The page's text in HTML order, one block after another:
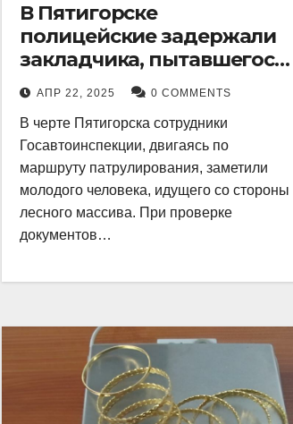
В Пятигорске
полицейские задержали
закладчика, пытавшегося
сбыть партию
синтетического
наркотика
АПР 22, 2025 0 COMMENTS
В черте Пятигорска сотрудники
Госавтоинспекции, двигаясь по
маршруту патрулирования, заметили
молодого человека, идущего со стороны
лесного массива. При проверке
документов…